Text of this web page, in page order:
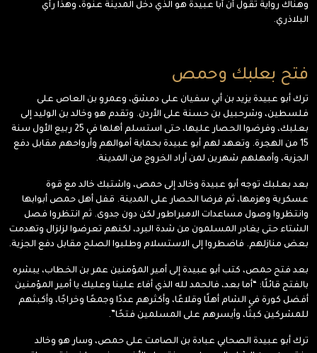
وهناك رواية تقول أن أبا عبيدة هو الذي دخل المدينة عنوة، وهذا رأي
البلاذري.
فتح بعلبك وحمص
ترك أبو عبيدة يزيد بن أبي سفيان على دمشق، وعمرو بن العاص على
فلسطين، وشرحبيل بن حسنة على الأردن. وتقدم هو وخالد بن الوليد إلى
بعلبك، وفرضوا الحصار عليها، حتى استسلم أهلها في 25 ربيع الأول سنة
15 من الهجرة. وتعهد لهم أبو عبيدة بحماية أموالهم وأرواحهم مقابل دفع
الجزية، وأمهلهم شهرين لمن أراد الخروج من المدينة.
بعد بعلبك توجه أبو عبيدة وخالد إلى حمص، واشتبك خالد مع قوة
عسكرية وهزمها، ثم فرضا الحصار على المدينة. قفل أهل حمص أبوابها
وانتظروا وصول مساعدات الامبراطور لكن دون جدوى. ثم انتظروا فصل
الشتاء حتى يغادر المسلمون من شدة البرد، لكنهم تعرضوا لزلزال وتهدمت
بعض منازلهم. فاضطروا إلى الاستسلام وطلبوا الصلح مقابل دفع الجزية.
بعد فتح حمص، كتب أبو عبيدة إلى أمير المؤمنين عمر بن الخطاب، يبشره
بالفتح قائلًا: “أما بعد، فالحمد لله الذي أفاء علينا وعليك يا أمير المؤمنين
أفضل كورة في الشام أهلًا وقلاعًا، وأكثرهم عددًا وجمعًا وخراجًا، وأكبثهم
للمشركين كبثًا، وأيسرهم على المسلمين فتحًا”.
ترك أبو عبيدة الصحابي عبادة بن الصامت على حمص، وسار هو وخالد